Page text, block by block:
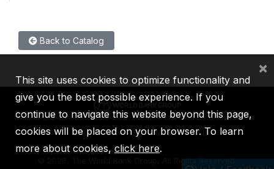
Back to Catalog
IBRD IDA IFC MIGA ICSID
2026, The World Bank Group, All Rights Reserved.
This site uses cookies to optimize functionality and
give you the best possible experience. If you
continue to navigate this website beyond this page,
cookies will be placed on your browser. To learn
more about cookies, click here.
×